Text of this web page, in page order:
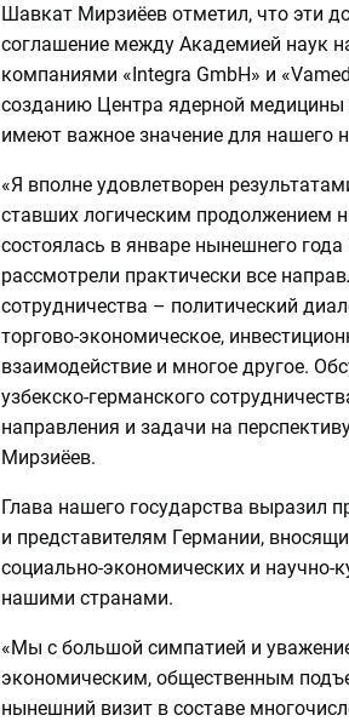
Шавкат Мирзиёев отметил, что эти
соглашение между Академией наук
компаниями «Integra GmbH» и
созданию Центра ядерной медицины
имеют важное значение для нашего
«Я вполне удовлетворен
ставших логическим продолжением
состоялась в январе нынешнего
рассмотрели практически все
сотрудничества – политический
торгово-экономическое,
взаимодействие и многое другое.
узбекско-германского
направления и задачи на
Мирзиёев.
Глава нашего государства выразил
и представителям Германии,
социально-экономических и научно-
нашими странами.
«Мы с большой симпатией и
экономическим, общественным
нынешний визит в составе